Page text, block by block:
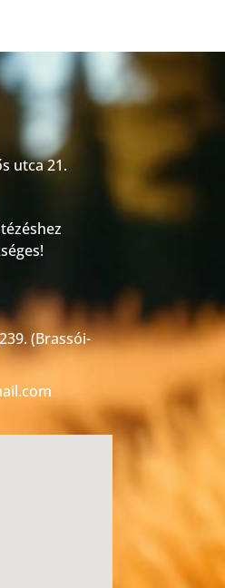
utca 21.
(Brassói-